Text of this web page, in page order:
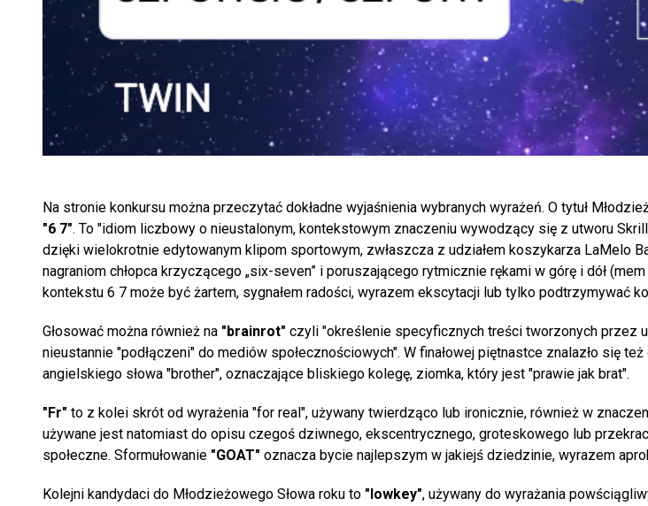
Na stronie konkursu można przeczytać dokładne wyjaśnienia wybranych wyrażeń. O tytuł
"6 7". To "idiom liczbowy o nieustalonym, kontekstowym znaczeniu wywodzący się z utworu
dzięki wielokrotnie edytowanym klipom sportowym, zwłaszcza z udziałem koszykarza LaMelo
nagraniom chłopca krzyczącego „six-seven” i poruszającego rytmicznie rękami w górę i dół (mem
kontekstu 6 7 może być żartem, sygnałem radości, wyrazem ekscytacji lub tylko podtrzymywać
Głosować można również na "brainrot" czyli "określenie specyficznych treści tworzonych przez
nieustannie "podłączeni" do mediów społecznościowych". W finałowej piętnastce znalazło się
angielskiego słowa "brother", oznaczające bliskiego kolegę, ziomka, który jest "prawie jak brat".
"Fr" to z kolei skrót od wyrażenia "for real", używany twierdząco lub ironicznie, również w
używane jest natomiast do opisu czegoś dziwnego, ekscentrycznego, groteskowego lub
społeczne. Sformułowanie "GOAT" oznacza bycie najlepszym w jakiejś dziedzinie, wyrazem
Kolejni kandydaci do Młodzieżowego Słowa roku to "lowkey", używany do wyrażania